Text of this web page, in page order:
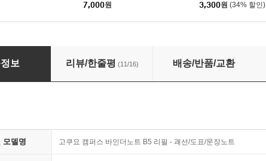
7,000원
3,300원 (34% 할인)
스 바인더노트 B5 리필 100매 - 괘선/도표/문장노트
보 리뷰/한줄평 (11/16) 배송/반품/교환
모델명 고쿠요 캠퍼스 바인더노트 B5 리필 - 괘선/도표/문장노트